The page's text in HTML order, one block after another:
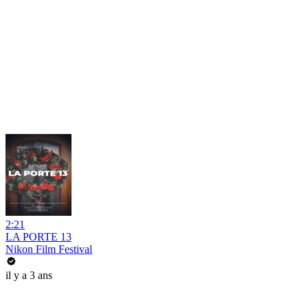
2:21
LA PORTE 13
Nikon Film Festival
il y a 3 ans